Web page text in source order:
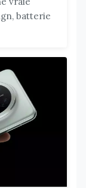
batterie